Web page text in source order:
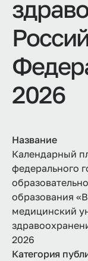
2026
Название
Календарный
федерального
образования
медицинский
2026
Категория